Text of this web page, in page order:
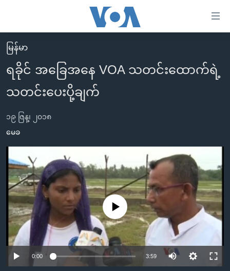
လွယ်ကူ
စေ
သည့်
များ
ပင်မ
သို့
ကျော်
ကြည့်
ရန်
ပင်မ
ညွန်း
စာမျက်နှာ
မူလစာမျက်နှာ
မြန်မာ
ကမ္ဘာ့သတင်းများ
တရုတ်
အစ္စရေး-ပါလက်စတိုင်း
ရပ်ဝန်းတခု လမ်းတခု အလွန်
အင်္ဂလိပ်စာလေ့လာမယ်
အမေရိကန်သုံးအီဒီယံ
မကြေးမုံရဲ့ အင်္ဂလိပ်စာ
ရုပ်ရှင်ထဲက အင်္ဂလိပ်စာ
သုတပဒေသာ အင်္ဂလိပ်စာ
အပတ်စဉ်ကဏ္ဍများ
ရေဒီယို
တီဗွီ
ရေဒီယိုနှင့်ရုပ်သံ အချက်အလက်များ
ရေဒီယို/တီဗွီအစီအစဉ်
Learning English
မြန်မာ
ရခိုင် အခြေအနေ VOA သတင်းထောက်ရဲ့
သတင်းပေးပို့ချက်
၁၉ ဇြန္၊ ၂၀၁၈
မေခ
No media source currently available
0:00 3:59